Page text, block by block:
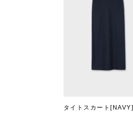
タイトスカート[NAVY]